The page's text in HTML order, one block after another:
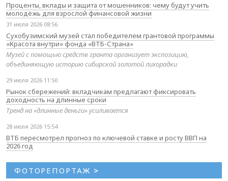
Проценты, вклады и защита от мошенников: чему будут учить
молодёжь для взрослой финансовой жизни
31 июля 2026 08:56
Сухобузимский музей стал победителем грантовой программы
«Красота внутри» фонда «ВТБ-Страна»
Музей с помощью средств гранта организует экспозицию,
объединяющую историю сибирской золотой лихорадки
29 июля 2026 11:50
Рынок сбережений: вкладчикам предлагают фиксировать
доходность на длинные сроки
Тренд на «длинные деньги» усиливается
28 июля 2026 15:54
ВТБ пересмотрел прогноз по ключевой ставке и росту ВВП на
2026 год
ФОТОРЕПОРТАЖ >